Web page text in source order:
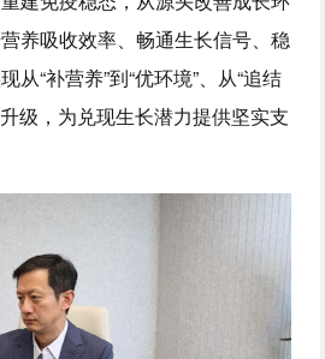
养吸收效率、畅通生长信号、稳
从“补营养”到“优环境”、从“追结
级，为兑现生长潜力提供坚实支